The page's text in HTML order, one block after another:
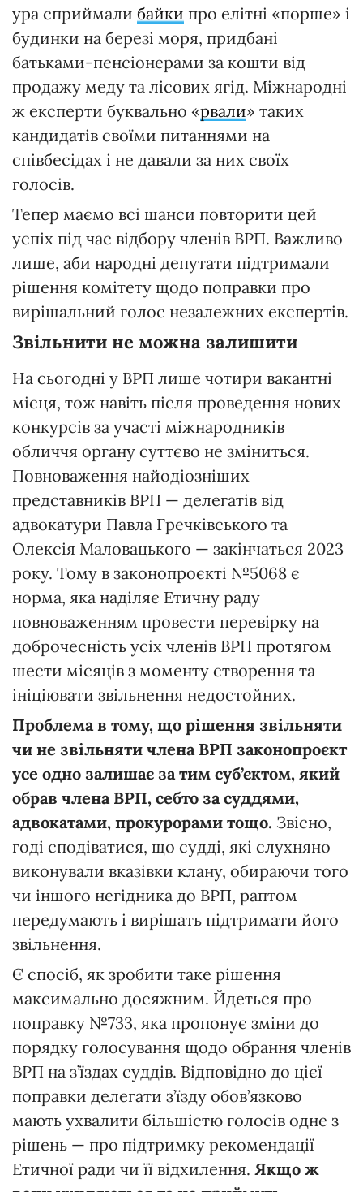
ура сприймали байки про елітні «порше» і
будинки на березі моря, придбані
батьками-пенсіонерами за кошти від
продажу меду та лісових ягід. Міжнародні
ж експерти буквально «рвали» таких
кандидатів своїми питаннями на
співбесідах і не давали за них своїх
голосів.
Тепер маємо всі шанси повторити цей
успіх під час відбору членів ВРП. Важливо
лише, аби народні депутати підтримали
рішення комітету щодо поправки про
вирішальний голос незалежних експертів.
Звільнити не можна залишити
На сьогодні у ВРП лише чотири вакантні
місця, тож навіть після проведення нових
конкурсів за участі міжнародників
обличчя органу суттєво не зміниться.
Повноваження найодіозніших
представників ВРП — делегатів від
адвокатури Павла Гречківського та
Олексія Маловацького — закінчаться 2023
року. Тому в законопроєкті №5068 є
норма, яка наділяє Етичну раду
повноваженням провести перевірку на
доброчесність усіх членів ВРП протягом
шести місяців з моменту створення та
ініціювати звільнення недостойних.
Проблема в тому, що рішення звільняти
чи не звільняти члена ВРП законопроєкт
усе одно залишає за тим суб’єктом, який
обрав члена ВРП, себто за суддями,
адвокатами, прокурорами тощо. Звісно,
годі сподіватися, що судді, які слухняно
виконували вказівки клану, обираючи того
чи іншого негідника до ВРП, раптом
передумають і вирішать підтримати його
звільнення.
Є спосіб, як зробити таке рішення
максимально досяжним. Йдеться про
поправку №733, яка пропонує зміни до
порядку голосування щодо обрання членів
ВРП на з’їздах суддів. Відповідно до цієї
поправки делегати з’їзду обов’язково
мають ухвалити більшістю голосів одне з
рішень — про підтримку рекомендації
Етичної ради чи її відхилення. Якщо ж